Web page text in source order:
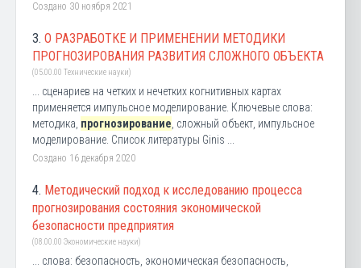
Создано 30 ноября 2021
3. О РАЗРАБОТКЕ И ПРИМЕНЕНИИ МЕТОДИКИ
ПРОГНОЗИРОВАНИЯ РАЗВИТИЯ СЛОЖНОГО ОБЪЕКТА
(05.00.00 Технические науки)
... сценариев на четких и нечетких когнитивных картах
применяется импульсное моделирование. Ключевые слова:
методика, прогнозирование , сложный объект, импульсное
моделирование. Список литературы Ginis ...
Создано 16 декабря 2020
4. Методический подход к исследованию процесса
прогнозирования состояния экономической
безопасности предприятия
(08.00.00 Экономические науки)
... слова: безопасность, экономическая безопасность,